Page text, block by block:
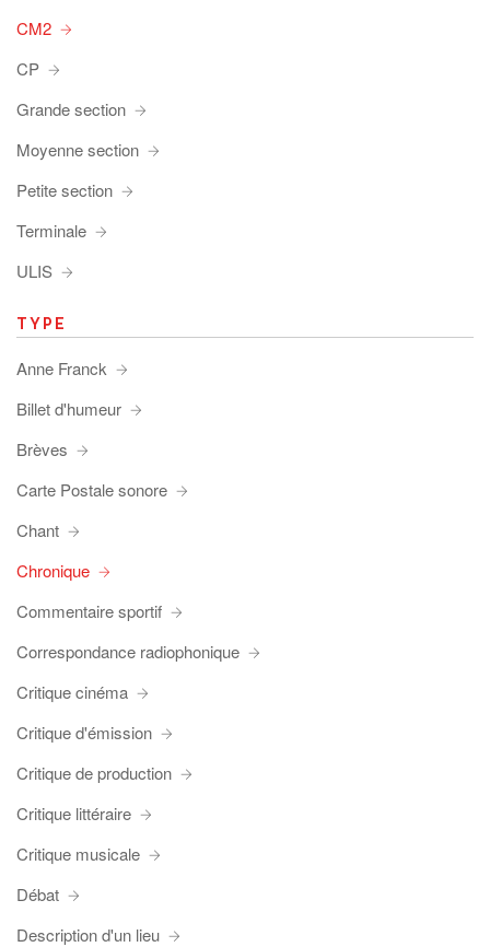
CM2
CP
Grande section
Moyenne section
Petite section
Terminale
ULIS
TYPE
Anne Franck
Billet d'humeur
Brèves
Carte Postale sonore
Chant
Chronique
Commentaire sportif
Correspondance radiophonique
Critique cinéma
Critique d'émission
Critique de production
Critique littéraire
Critique musicale
Débat
Description d'un lieu